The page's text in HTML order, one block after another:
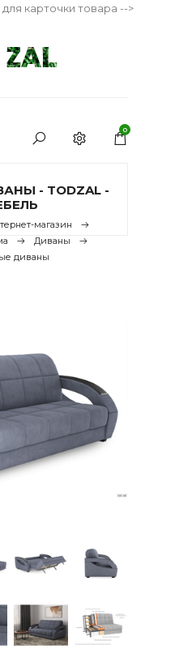
карточки товара -->
0
- TODZAL -
магазин
Диваны
диваны